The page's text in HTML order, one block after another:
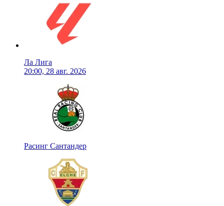
Ла Лига
20:00, 28 авг. 2026
Расинг Сантандер